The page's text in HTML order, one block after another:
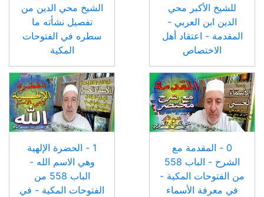
للشيخ الأكبر محي
الدين ابن العربي -
المقدمة - اعتقاد أهل
الاختصاص
الشيخ محي الدين من
تفصيل نشأته ما
سطره في الفتوحات
المكية
0 - المقدمة مع
الشرح - الباب 558
من الفتوحات المكية -
في معرفة الأسماء
1 - الحضرة الإلهية
وهي الاسم الله -
الباب 558 من
الفتوحات المكية - في